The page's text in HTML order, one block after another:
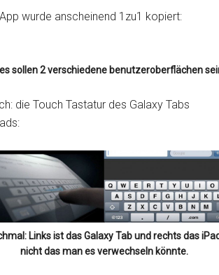
wurde anscheinend 1zu1 kopiert:
sollen 2 verschiedene benutzeroberflächen
die Touch Tastatur des Galaxy Tabs
Links ist das Galaxy Tab und rechts das
nicht das man es verwechseln könnte.